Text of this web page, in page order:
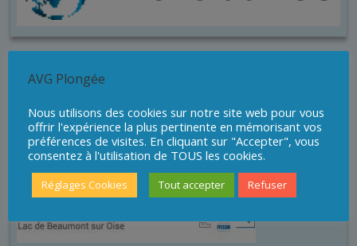
AVG Plongée
Nous utilisons des cookies sur notre site web pour vous
offrir l'expérience la plus pertinente en mémorisant vos
préférences de visites. En cliquant sur "Accepter", vous
consentez à l'utilisation de TOUS les cookies.
Réglages Cookies Tout accepter Refuser